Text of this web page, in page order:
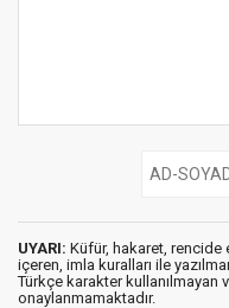
UYARI: Küfür, hakaret, rencide
içeren, imla kuralları ile
Türkçe karakter kullanılmayan
onaylanmamaktadır.